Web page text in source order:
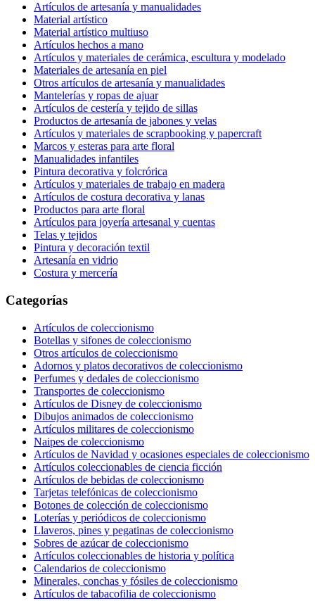
Artículos de artesanía y manualidades
Material artístico
Material artístico multiuso
Artículos hechos a mano
Artículos y materiales de cerámica, escultura y modelado
Materiales de artesanía en piel
Otros artículos de artesanía y manualidades
Mantelerías y ropas de ajuar
Artículos de cestería y tejido de sillas
Productos de artesanía de jabones y velas
Artículos y materiales de scrapbooking y papercraft
Marcos y esteras para arte floral
Manualidades infantiles
Pintura decorativa y folcrórica
Artículos y materiales de trabajo en madera
Artículos de costura decorativa y lanas
Productos para arte floral
Artículos para joyería artesanal y cuentas
Telas y tejidos
Pintura y decoración textil
Artesanía en vidrio
Costura y mercería
Categorías
Artículos de coleccionismo
Botellas y sifones de coleccionismo
Otros artículos de coleccionismo
Adornos y platos decorativos de coleccionismo
Perfumes y dedales de coleccionismo
Transportes de coleccionismo
Artículos de Disney de coleccionismo
Dibujos animados de coleccionismo
Artículos militares de coleccionismo
Naipes de coleccionismo
Artículos de Navidad y ocasiones especiales de coleccionismo
Artículos coleccionables de ciencia ficción
Artículos de bebidas de coleccionismo
Tarjetas telefónicas de coleccionismo
Botones de colección de coleccionismo
Loterías y periódicos de coleccionismo
Llaveros, pines y pegatinas de coleccionismo
Sobres de azúcar de coleccionismo
Artículos coleccionables de historia y política
Calendarios de coleccionismo
Minerales, conchas y fósiles de coleccionismo
Artículos de tabacofilia de coleccionismo